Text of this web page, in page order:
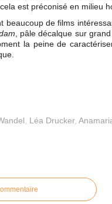
est préconisé en milieu
beaucoup de films
, pâle décalque sur
la peine de
Léa Drucker,